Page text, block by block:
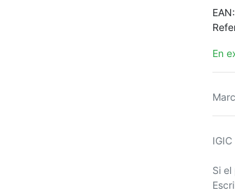
EAN:
En
Si